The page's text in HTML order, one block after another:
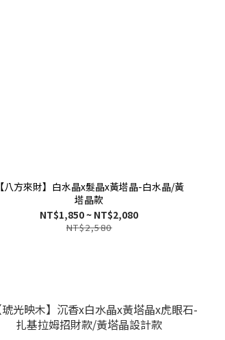
【八方來財】白水晶x髮晶x黃塔晶-白水晶/黃
塔晶款
NT$1,850 ~ NT$2,080
NT$2,580